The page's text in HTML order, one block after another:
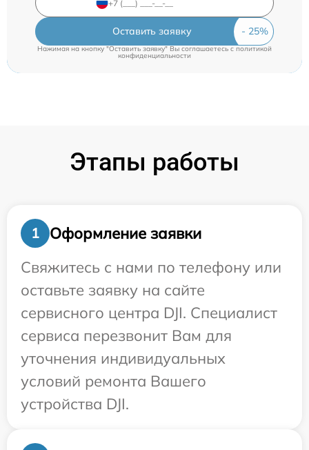
Оставить заявку
Нажимая на кнопку "Оставить заявку" Вы соглашаетесь cполитикой
конфиденциальности
Этапы работы
1
Оформление заявки
Свяжитесь с нами по телефону или
оставьте заявку на сайте
сервисного центра DJI. Специалист
сервиса перезвонит Вам для
уточнения индивидуальных
условий ремонта Вашего
устройства DJI.